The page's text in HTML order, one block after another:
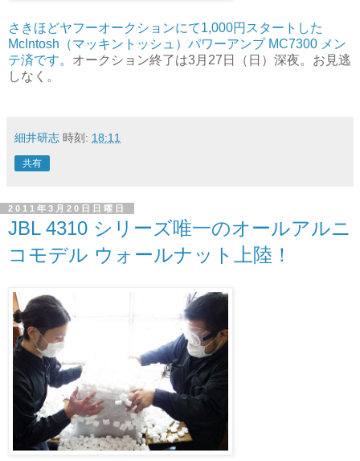
さきほどヤフーオークションにて1,000円スタートした
McIntosh（マッキントッシュ）パワーアンプ MC7300 メン
テ済です。 オークション終了は3月27日（日）深夜。お見逃
しなく。
細井研志 時刻: 18:11
共有
2011年3月20日日曜日
JBL 4310 シリーズ唯一のオールアルニ
コモデル ウォールナット上陸！